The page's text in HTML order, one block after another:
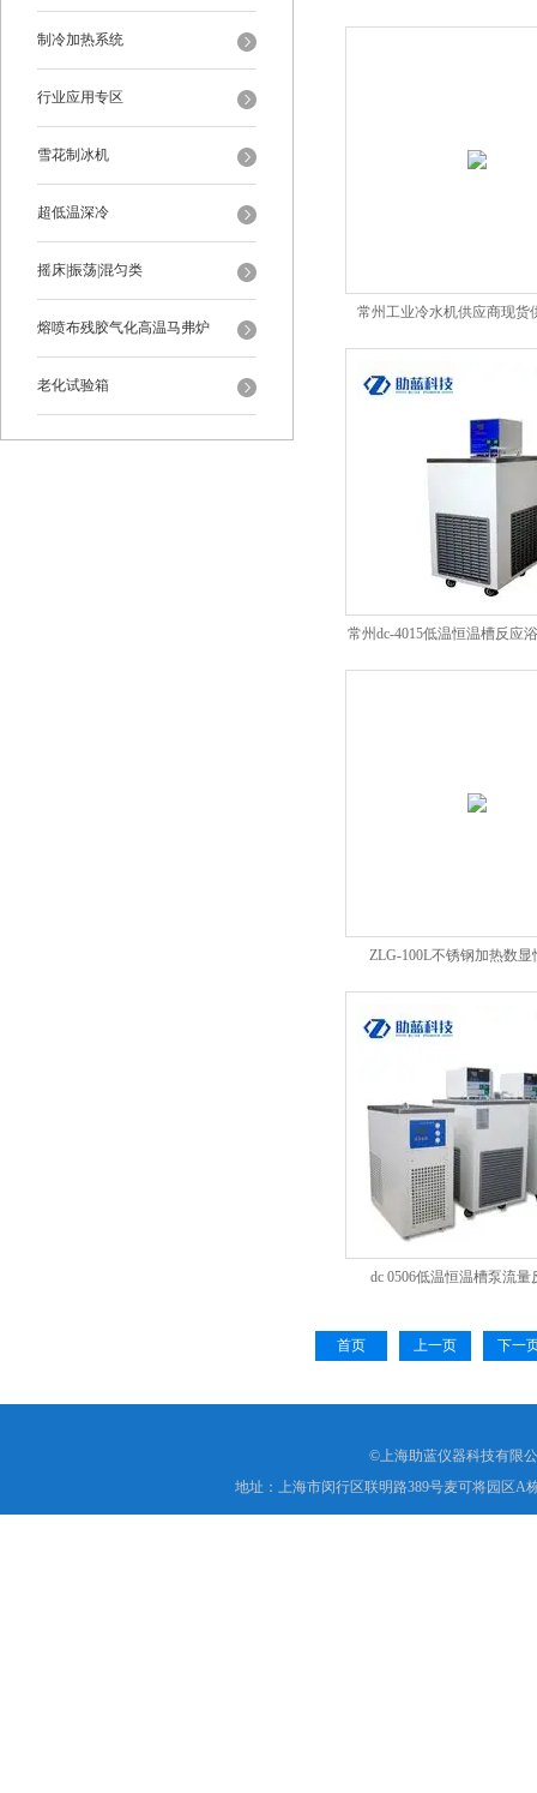
制冷加热系统
行业应用专区
雪花制冰机
超低温深冷
摇床|振荡|混匀类
熔喷布残胶气化高温马弗炉
老化试验箱
常州工业冷水机供应商现货
常州dc-4015低温恒温槽反应
ZLG-100L不锈钢加热数显
dc 0506低温恒温槽泵流量
首页 上一页 下一
©上海助蓝仪器科技有限
地址：上海市闵行区联明路389号麦可将园区A